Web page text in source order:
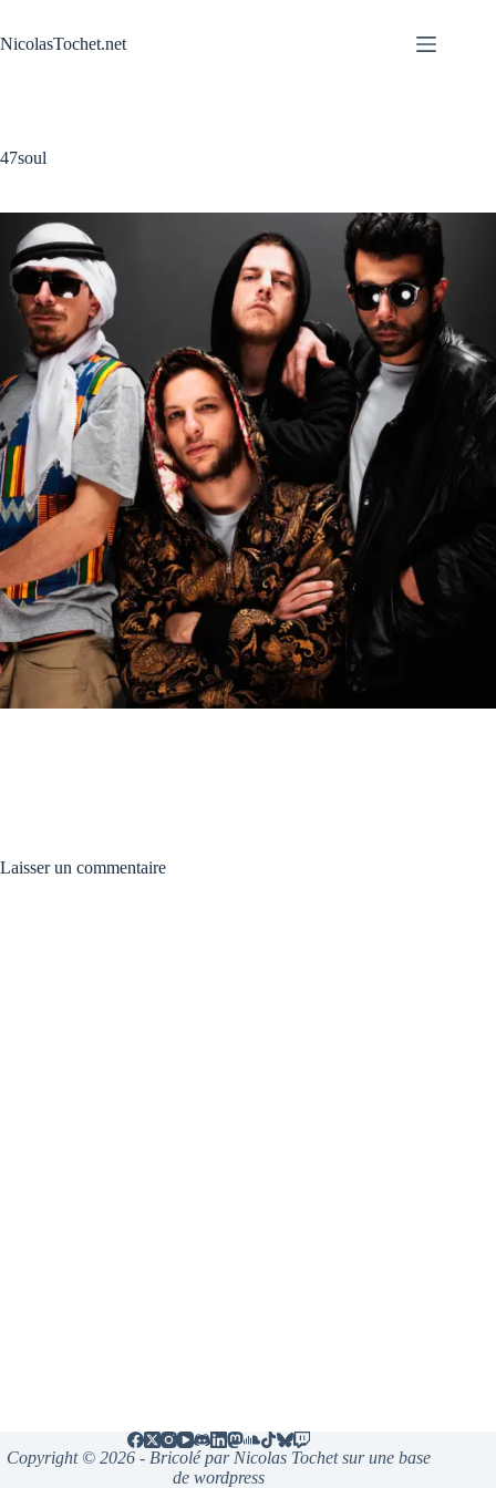
contenu
NicolasTochet.net
47soul
Laisser un commentaire
Copyright © 2026 - Bricolé par Nicolas Tochet sur une base
de wordpress